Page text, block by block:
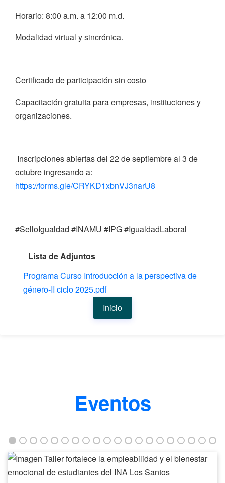
Horario: 8:00 a.m. a 12:00 m.d.
Modalidad virtual y sincrónica.
Certificado de participación sin costo
Capacitación gratuita para empresas, instituciones y
organizaciones.
Inscripciones abiertas del 22 de septiembre al 3 de
octubre ingresando a:
https://forms.gle/CRYKD1xbnVJ3narU8
#SelloIgualdad #INAMU #IPG #IgualdadLaboral
Lista de Adjuntos
Programa Curso Introducción a la perspectiva de
género-II ciclo 2025.pdf
Inicio
Eventos
Taller
fortalece